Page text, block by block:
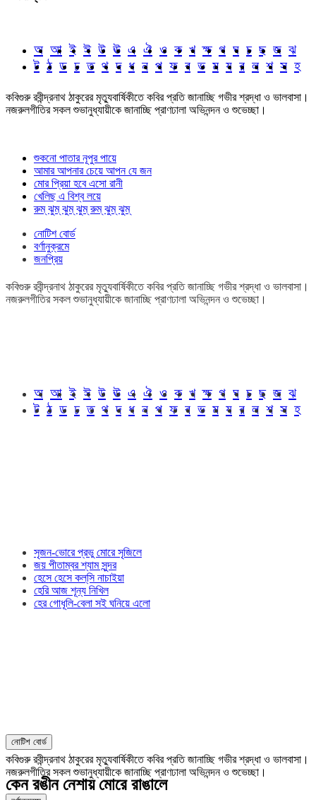
অ আ ই ঈ উ ঊ এ ঐ ও ক খ ক্ষ গ ঘ চ ছ জ ঝ
ট ঠ ড ঢ ত থ দ ধ ন প ফ ব ভ ম য র ল শ স হ
কবিগুরু রবীন্দ্রনাথ ঠাকুরের মৃত্যুবার্ষিকীতে কবির প্রতি জানাচ্ছি গভীর শ্রদ্ধা ও ভালবাসা।
নজরুলগীতির সকল শুভানুধ্যায়ীকে জানাচ্ছি প্রাণঢালা অভিনন্দন ও শুভেচ্ছা।
শুকনো পাতার নূপুর পায়ে
আমার আপনার চেয়ে আপন যে জন
মোর প্রিয়া হবে এসো রানী
খেলিছ এ বিশ্ব লয়ে
রুম্ ঝুম্ ঝুম্ ঝুম্ রুম্ ঝুম্ ঝুম্
নোটিশ বোর্ড
বর্ণানুক্রমে
জনপ্রিয়
কবিগুরু রবীন্দ্রনাথ ঠাকুরের মৃত্যুবার্ষিকীতে কবির প্রতি জানাচ্ছি গভীর শ্রদ্ধা ও ভালবাসা।
নজরুলগীতির সকল শুভানুধ্যায়ীকে জানাচ্ছি প্রাণঢালা অভিনন্দন ও শুভেচ্ছা।
অ আ ই ঈ উ ঊ এ ঐ ও ক খ ক্ষ গ ঘ চ ছ জ ঝ
ট ঠ ড ঢ ত থ দ ধ ন প ফ ব ভ ম য র ল শ স হ
সৃজন-ভোরে প্রভু মোরে সৃজিলে
জয় পীতাম্বর শ্যাম সুন্দর
হেসে হেসে কল্‌সি নাচাইয়া
হেরি আজ শূন্য নিখিল
হের গোধূলি-বেলা সই ঘনিয়ে এলো
নোটিশ বোর্ড
কবিগুরু রবীন্দ্রনাথ ঠাকুরের মৃত্যুবার্ষিকীতে কবির প্রতি জানাচ্ছি গভীর শ্রদ্ধা ও ভালবাসা।
নজরুলগীতির সকল শুভানুধ্যায়ীকে জানাচ্ছি প্রাণঢালা অভিনন্দন ও শুভেচ্ছা।
কেন রঙীন নেশায় মোরে রাঙালে